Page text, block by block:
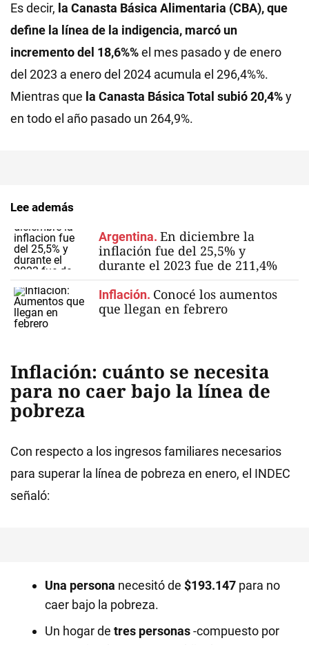
Es decir, la Canasta Básica Alimentaria (CBA), que
define la línea de la indigencia, marcó un
incremento del 18,6%%el mes pasado y de enero
del 2023 a enero del 2024 acumula el 296,4%%.
Mientras que la Canasta Básica Total subió 20,4%y
en todo el año pasado un 264,9%.
Lee además
Argentina. En diciembre la
inflación fue del 25,5% y
durante el 2023 fue de 211,4%
Inflación. Conocé los aumentos
que llegan en febrero
Inflación: cuánto se necesita
para no caer bajo la línea de
pobreza
Con respecto a los ingresos familiares necesarios
para superar la línea de pobreza en enero, el INDEC
señaló:
Una persona necesitó de $193.147 para no
caer bajo la pobreza.
Un hogar de tres personas-compuesto por